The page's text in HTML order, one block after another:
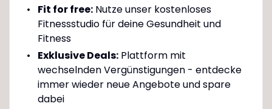
Fit for free:Nutze unser kostenloses
Fitnessstudio für deine Gesundheit und
Fitness
Exklusive Deals:Plattform mit
wechselnden Vergünstigungen - entdecke
immer wieder neue Angebote und spare
dabei